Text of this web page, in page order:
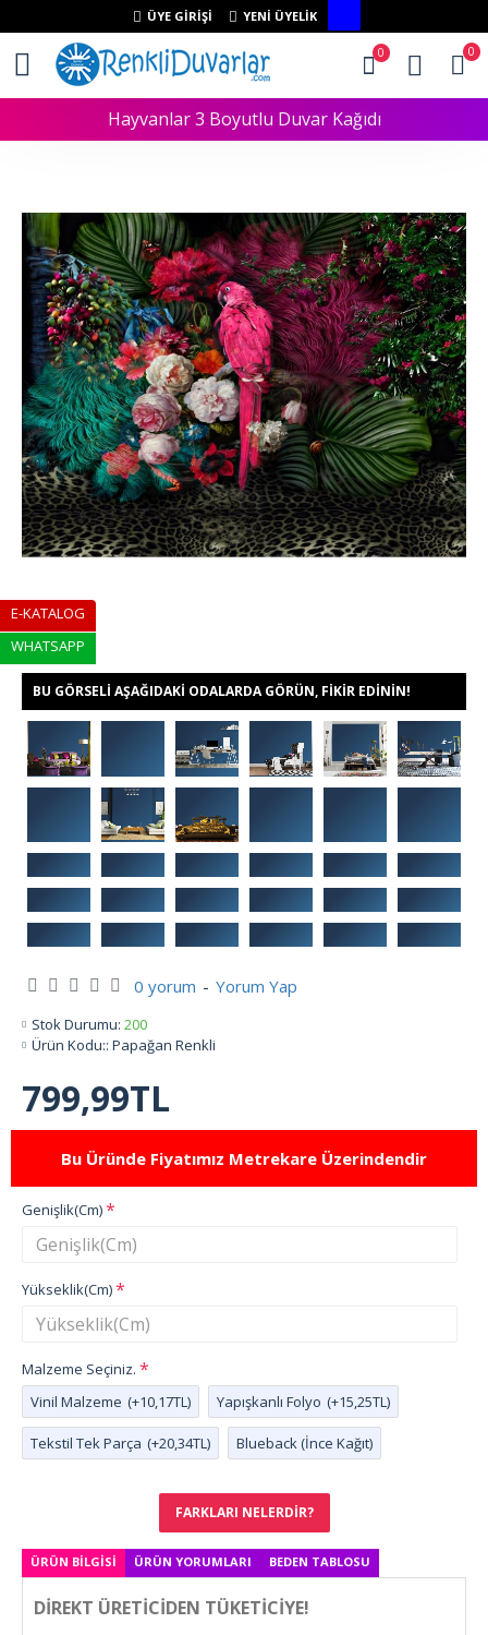
ÜYE GIRIŞI YENI ÜYELIK
0 0
Hayvanlar 3 Boyutlu Duvar Kağıdı
BU GÖRSELI AŞAĞIDAKI ODALARDA GÖRÜN, FIKIR EDININ!
FARKLARI NELERDIR?
Bu Üründe Fiyatımız Metrekare Üzerindendir
Stok Durumu: 200
Ürün Kodu:: Papağan Renkli
0 yorum - Yorum Yap
799,99TL
Genişlik(Cm)
Yükseklik(Cm)
Malzeme Seçiniz.
Vinil Malzeme (+10,17TL) Yapışkanlı Folyo (+15,25TL)
Tekstil Tek Parça (+20,34TL) Blueback (İnce Kağıt)
ÜRÜN BILGISI ÜRÜN YORUMLARI BEDEN TABLOSU
DİREKT ÜRETİCİDEN TÜKETİCİYE!
E-KATALOG
WHATSAPP